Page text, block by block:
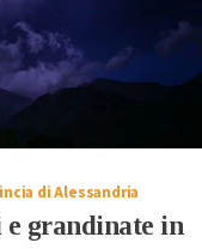
di Alessandria
grandinate in